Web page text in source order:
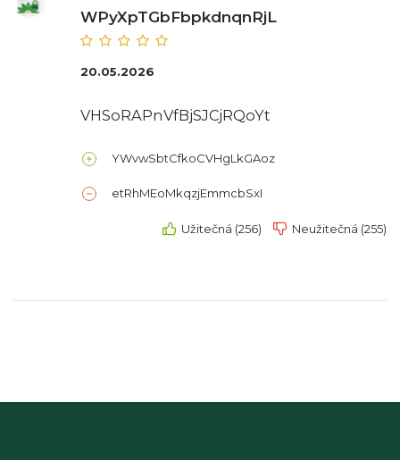
WPyXpTGbFbpkdnqnRjL
20.05.2026
VHSoRAPnVfBjSJCjRQoYt
YWvwSbtCfkoCVHgLkGAoz
etRhMEoMkqzjEmmcbSxI
Užitečná (256) Neužitečná (255)